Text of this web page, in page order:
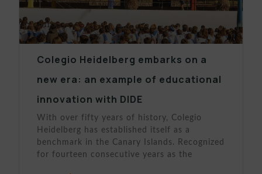
Colegio Heidelberg embarks on a
new era: an example of educational
innovation with DIDE
With over fifty years of history, Colegio
Heidelberg has established itself as a
benchmark in the Canary Islands. Recognized
for fourteen consecutive years as the